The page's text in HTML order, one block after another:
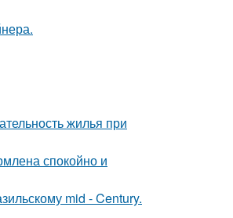
жилья при
спокойно и
mid - Century.